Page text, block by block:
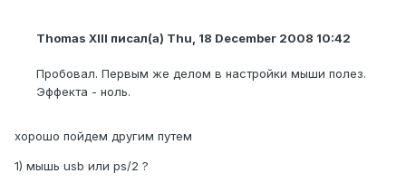
Thomas XIII писал(а) Thu, 18 December 2008 10:42
Пробовал. Первым же делом в настройки мыши полез.
Эффекта - ноль.
хорошо пойдем другим путем
1) мышь usb или ps/2 ?